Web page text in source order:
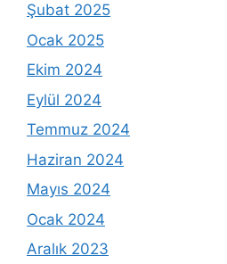
Şubat 2025
Ocak 2025
Ekim 2024
Eylül 2024
Temmuz 2024
Haziran 2024
Mayıs 2024
Ocak 2024
Aralık 2023